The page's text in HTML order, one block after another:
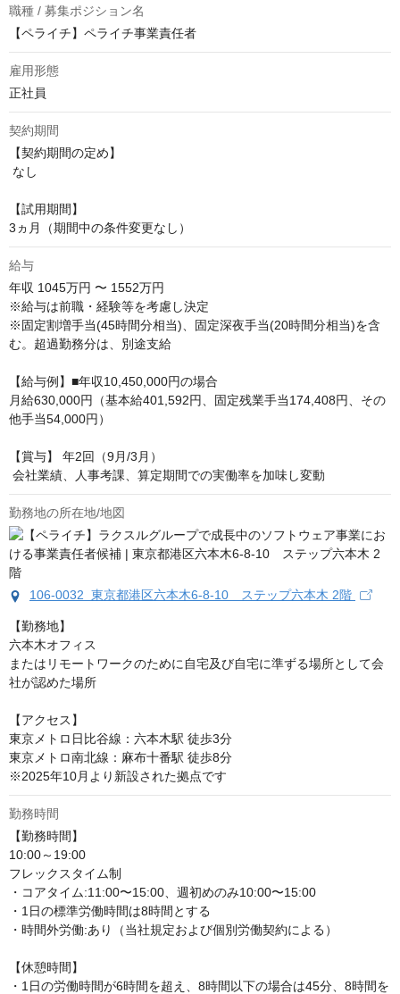
職種 / 募集ポジション名
【ペライチ】ペライチ事業責任者
雇用形態
正社員
契約期間
【契約期間の定め】
【試用期間】
3ヵ月（期間中の条件変更なし）
給与
年収 1045万円 〜 1552万円
※給与は前職・経験等を考慮し決定
※固定割増手当(45時間分相当)、固定深夜手当(20時間分相当)を含
む。超過勤務分は、別途支給
【給与例】■年収10,450,000円の場合
月給630,000円（基本給401,592円、固定残業手当174,408円、その
他手当54,000円）
【賞与】 年2回（9月/3月）
会社業績、人事考課、算定期間での実働率を加味し変動
勤務地の所在地/地図
106-0032 東京都港区六本木6-8-10 ステップ六本木 2階
【勤務地】
六本木オフィス
またはリモートワークのために自宅及び自宅に準ずる場所として会
社が認めた場所
【アクセス】
東京メトロ日比谷線：六本木駅 徒歩3分
東京メトロ南北線：麻布十番駅 徒歩8分
※2025年10月より新設された拠点です
勤務時間
【勤務時間】
10:00～19:00
フレックスタイム制
・コアタイム:11:00〜15:00、週初めのみ10:00〜15:00
・1日の標準労働時間は8時間とする
・時間外労働:あり（当社規定および個別労働契約による）
【休憩時間】
・1日の労働時間が6時間を超え、8時間以下の場合は45分、8時間を